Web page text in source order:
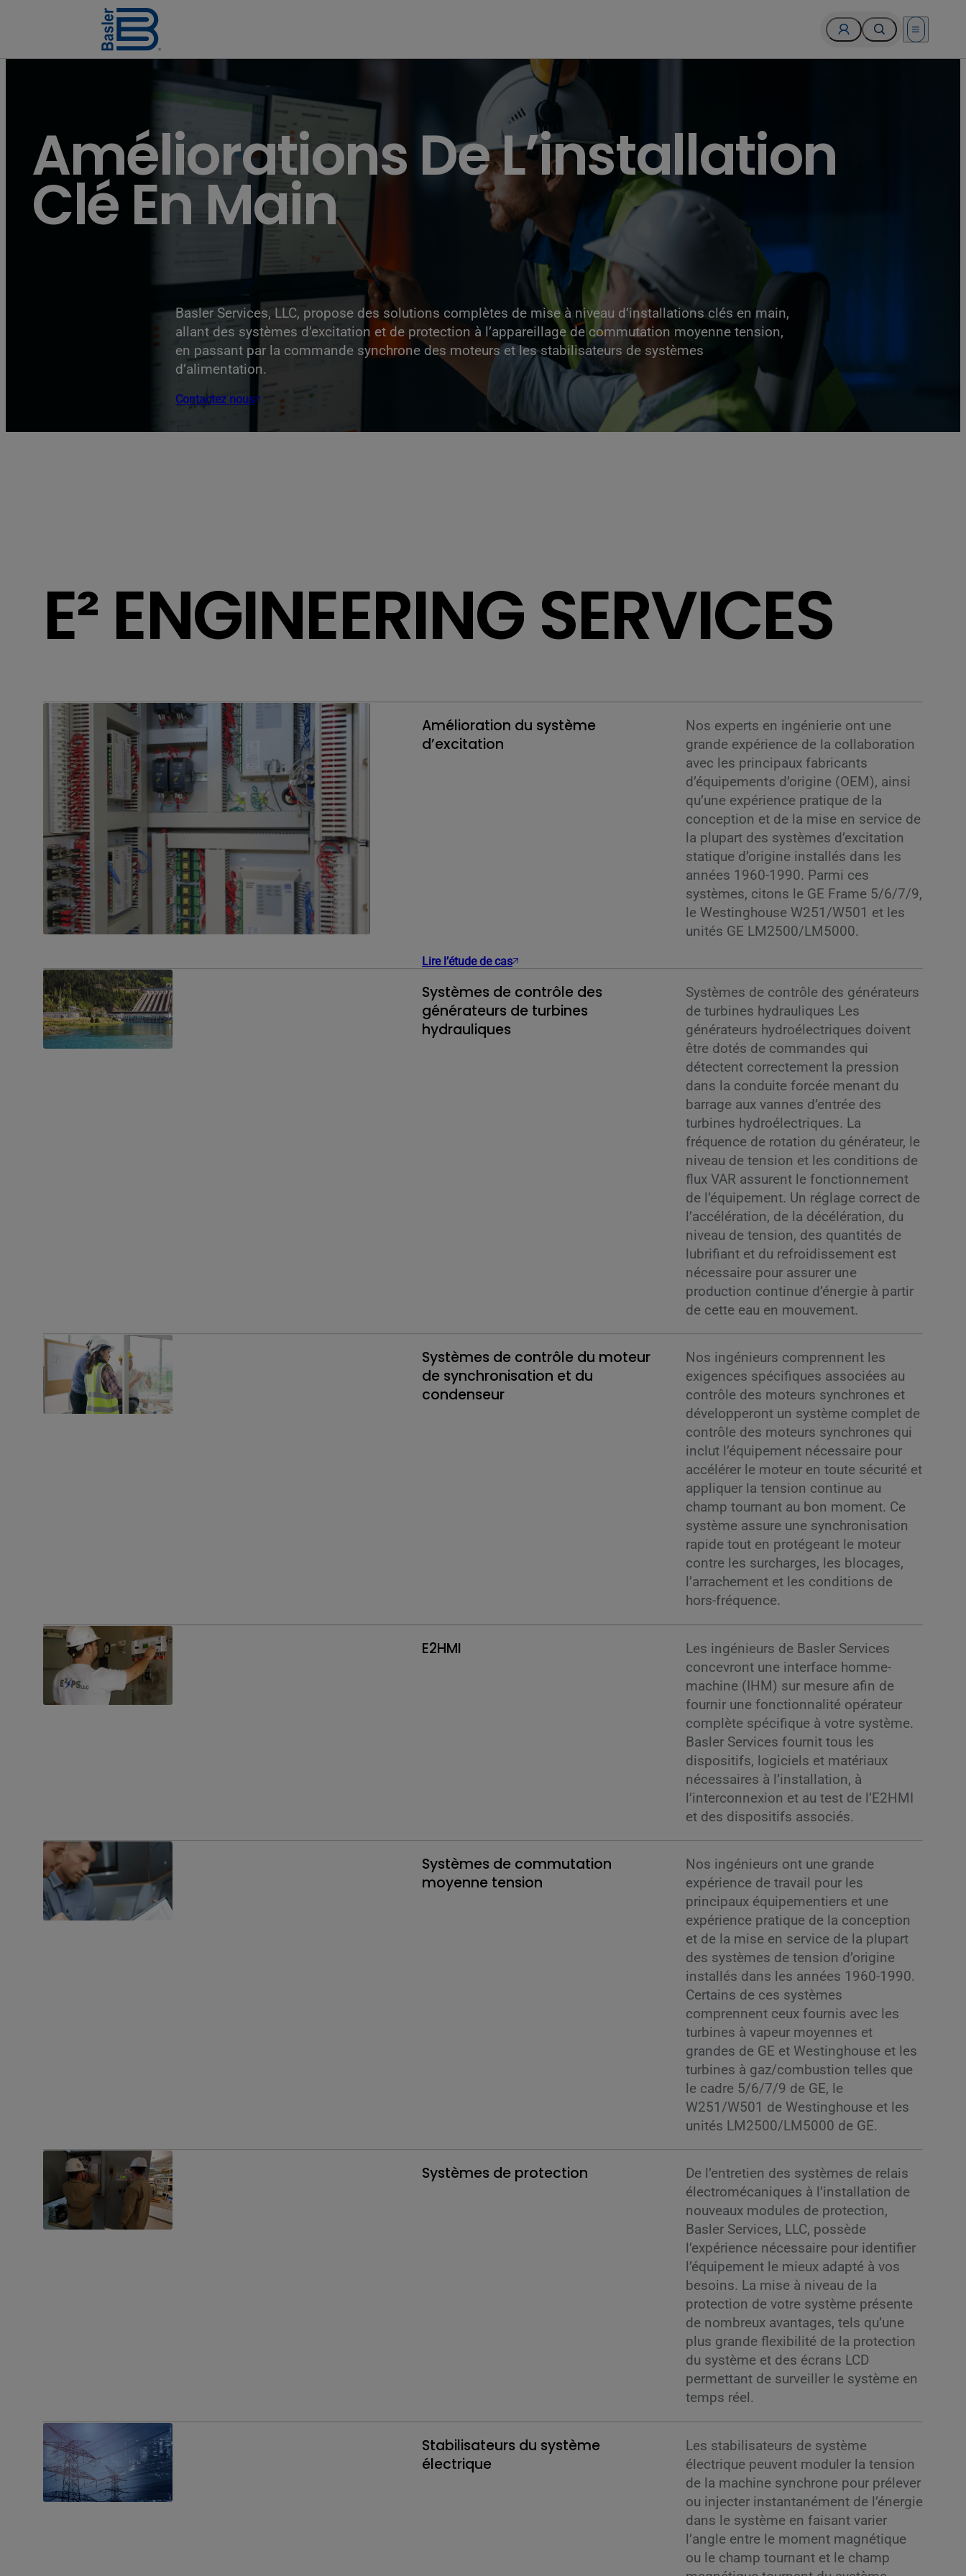
Open menu
Améliorations De L’installation
Clé En Main
Basler Services, LLC, propose des solutions complètes de mise à niveau d’installations clés en main,
allant des systèmes d’excitation et de protection à l’appareillage de commutation moyenne tension,
en passant par la commande synchrone des moteurs et les stabilisateurs de systèmes
d’alimentation.
Contactez nous
E² ENGINEERING SERVICES
Amélioration du système
d’excitation
Nos experts en ingénierie ont une
grande expérience de la collaboration
avec les principaux fabricants
d’équipements d’origine (OEM), ainsi
qu’une expérience pratique de la
conception et de la mise en service de
la plupart des systèmes d’excitation
statique d’origine installés dans les
années 1960-1990. Parmi ces
systèmes, citons le GE Frame 5/6/7/9,
le Westinghouse W251/W501 et les
unités GE LM2500/LM5000.
Lire l’étude de cas
Systèmes de contrôle des
générateurs de turbines
hydrauliques
Systèmes de contrôle des générateurs
de turbines hydrauliques Les
générateurs hydroélectriques doivent
être dotés de commandes qui
détectent correctement la pression
dans la conduite forcée menant du
barrage aux vannes d’entrée des
turbines hydroélectriques. La
fréquence de rotation du générateur, le
niveau de tension et les conditions de
flux VAR assurent le fonctionnement
de l’équipement. Un réglage correct de
l’accélération, de la décélération, du
niveau de tension, des quantités de
lubrifiant et du refroidissement est
nécessaire pour assurer une
production continue d’énergie à partir
de cette eau en mouvement.
Systèmes de contrôle du moteur
de synchronisation et du
condenseur
Nos ingénieurs comprennent les
exigences spécifiques associées au
contrôle des moteurs synchrones et
développeront un système complet de
contrôle des moteurs synchrones qui
inclut l’équipement nécessaire pour
accélérer le moteur en toute sécurité et
appliquer la tension continue au
champ tournant au bon moment. Ce
système assure une synchronisation
rapide tout en protégeant le moteur
contre les surcharges, les blocages,
l’arrachement et les conditions de
hors-fréquence.
E2HMI
Les ingénieurs de Basler Services
concevront une interface homme-
machine (IHM) sur mesure afin de
fournir une fonctionnalité opérateur
complète spécifique à votre système.
Basler Services fournit tous les
dispositifs, logiciels et matériaux
nécessaires à l’installation, à
l’interconnexion et au test de l’E2HMI
et des dispositifs associés.
Systèmes de commutation
moyenne tension
Nos ingénieurs ont une grande
expérience de travail pour les
principaux équipementiers et une
expérience pratique de la conception
et de la mise en service de la plupart
des systèmes de tension d’origine
installés dans les années 1960-1990.
Certains de ces systèmes
comprennent ceux fournis avec les
turbines à vapeur moyennes et
grandes de GE et Westinghouse et les
turbines à gaz/combustion telles que
le cadre 5/6/7/9 de GE, le
W251/W501 de Westinghouse et les
unités LM2500/LM5000 de GE.
Systèmes de protection
De l’entretien des systèmes de relais
électromécaniques à l’installation de
nouveaux modules de protection,
Basler Services, LLC, possède
l’expérience nécessaire pour identifier
l’équipement le mieux adapté à vos
besoins. La mise à niveau de la
protection de votre système présente
de nombreux avantages, tels qu’une
plus grande flexibilité de la protection
du système et des écrans LCD
permettant de surveiller le système en
temps réel.
Stabilisateurs du système
électrique
Les stabilisateurs de système
électrique peuvent moduler la tension
de la machine synchrone pour prélever
ou injecter instantanément de l’énergie
dans le système en faisant varier
l’angle entre le moment magnétique
ou le champ tournant et le champ